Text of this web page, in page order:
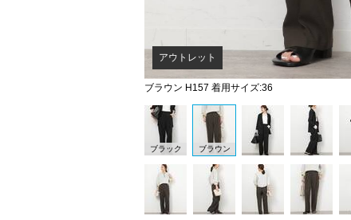
ブラウン H157 着用サイズ:36
アウトレット
ブラック ブラウン